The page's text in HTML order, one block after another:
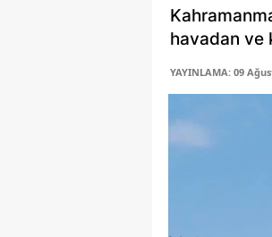
havadan ve
YAYINLAMA: 09